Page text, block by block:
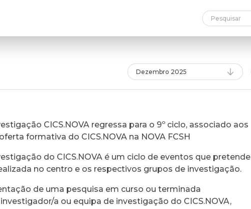
Dezembro 2025
CICS.NOVA regressa para o 9º ciclo, associado aos
formativa do CICS.NOVA na NOVA FCSH
do CICS.NOVA é um ciclo de eventos que pretende
no centro e os respectivos grupos de investigação.
de uma pesquisa em curso ou terminada
a ou equipa de investigação do CICS.NOVA,